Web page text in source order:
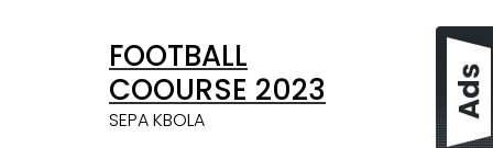
FOOTBALL
COOURSE 2023
SEPA KBOLA